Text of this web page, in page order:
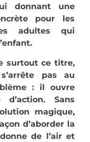
donnant une
pour les
adultes qui
surtout ce titre,
pas au
: il ouvre
Sans
magique,
d’aborder la
de l’air et